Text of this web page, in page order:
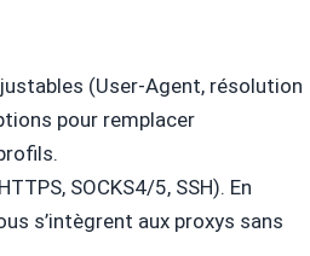
(User-Agent, résolution
pour remplacer
SOCKS4/5, SSH). En
s’intègrent aux proxys sans